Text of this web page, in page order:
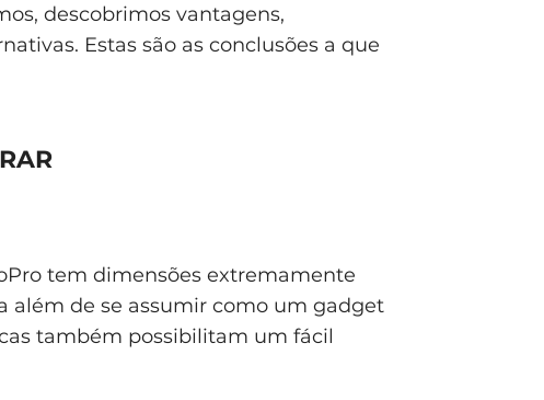
descobrimos vantagens,
Estas são as conclusões a que
tem dimensões extremamente
além de se assumir como um gadget
também possibilitam um fácil